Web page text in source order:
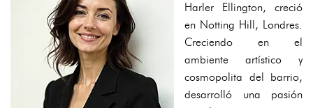
Harler Ellington, creció
en Notting Hill, Londres.
Creciendo en el
ambiente artístico y
cosmopolita del barrio,
desarrolló una pasión